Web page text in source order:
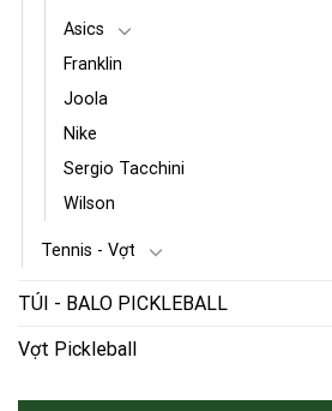
Asics
Franklin
Joola
Nike
Sergio Tacchini
Wilson
Tennis - Vợt
TÚI - BALO PICKLEBALL
Vợt Pickleball